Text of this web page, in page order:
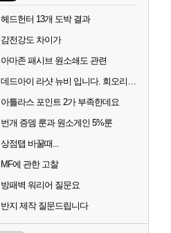
헤드헌터 13개 도박 결과
감전강도 차이가
아마존 패시브 원소쇄도 관련
데드아이 라샷 뉴비 입니다. 회오리사격은 왜 쓰는건가요?
아틀라스 포인트 2가 부족한데요
번개 증뎀 룬과 원소게인 5%룬
상점탭 바꿀때...
MF에 관한 고찰
방패벽 워리어 질문요
반지 제작 질문드립니다